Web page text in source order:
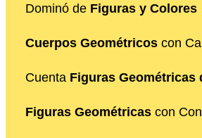
Dominó de Figuras y Colores
Cuerpos Geométricos con
Cuenta Figuras Geométricas
Figuras Geométricas con